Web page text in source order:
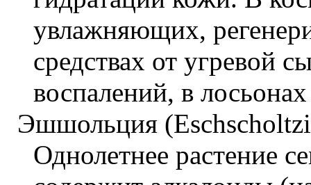
увлажняющих,
средствах от угревой
воспалений, в
Эшшольция
Однолетнее растение